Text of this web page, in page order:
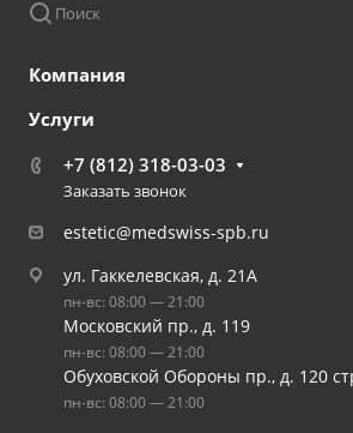
Поиск
Компания
Услуги
+7 (812) 318-03-03
Заказать звонок
estetic@medswiss-spb.ru
ул. Гаккелевская, д. 21А
пн-вс: 08:00 — 21:00
Московский пр., д. 119
пн-вс: 08:00 — 21:00
Обуховской Обороны пр., д. 120
пн-вс: 08:00 — 21:00